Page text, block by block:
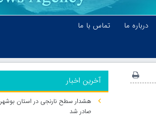
درباره ما
تماس با ما
آخرین اخبار
هشدار سطح نارنجی در استان بوشهر
صادر شد